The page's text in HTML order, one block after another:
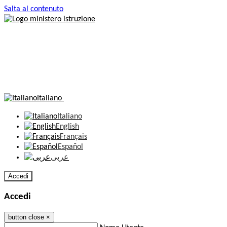
Salta al contenuto
Italiano
Italiano
English
Français
Español
عربى
Accedi
Accedi
button close ×